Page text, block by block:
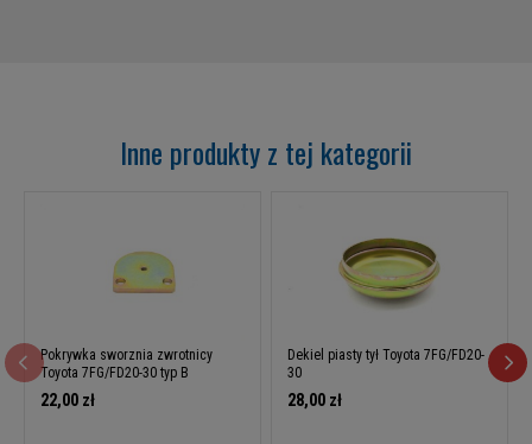
Inne produkty z tej kategorii
Pokrywka sworznia zwrotnicy
Toyota 7FG/FD20-30 typ B
22,00 zł
Dekiel piasty tył Toyota 7FG/FD20-
30
28,00 zł